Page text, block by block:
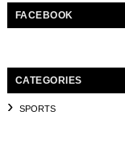
FACEBOOK
CATEGORIES
SPORTS